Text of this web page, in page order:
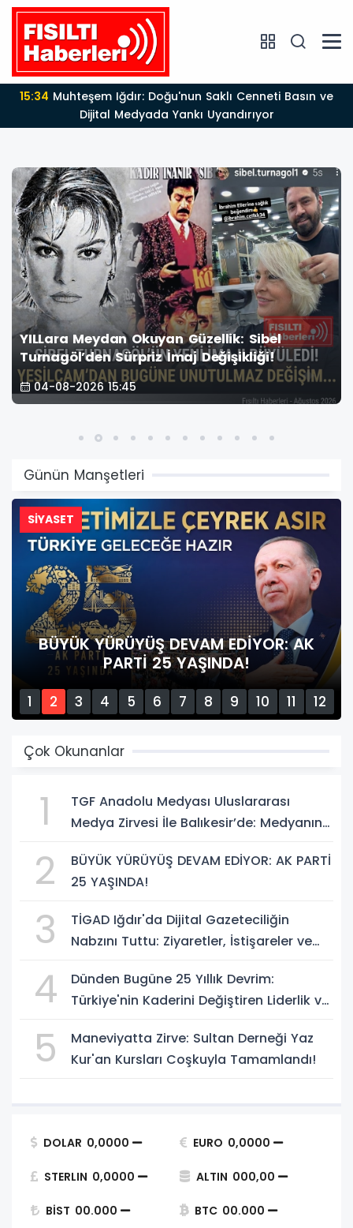
13:24Dünden Bugüne 25 Yıllık Devrim: Türkiye'nin
Kaderini Değiştiren Liderlik ve AK Parti Çağı
YILLara Meydan Okuyan Güzellik: Sibel
Turnagöl’den Sürpriz İmaj Değişikliği!
04-08-2026 15:45
Günün Manşetleri
SİYASET
BÜYÜK YÜRÜYÜŞ DEVAM EDİYOR: AK
PARTİ 25 YAŞINDA!
1 2 3 4 5 6 7 8 9 10 11
12
Çok Okunanlar
1
TGF Anadolu Medyası Uluslararası
Medya Zirvesi İle Balıkesir’de: Medyanın
2
BÜYÜK YÜRÜYÜŞ DEVAM EDİYOR: AK PARTİ
25 YAŞINDA!
3
TİGAD Iğdır'da Dijital Gazeteciliğin
Nabzını Tuttu: Ziyaretler, İstişareler ve
4
Dünden Bugüne 25 Yıllık Devrim:
Türkiye'nin Kaderini Değiştiren Liderlik ve
5
Maneviyatta Zirve: Sultan Derneği Yaz
Kur'an Kursları Coşkuyla Tamamlandı!
DOLAR 0,0000 EURO 0,0000
STERLIN 0,0000 ALTIN 000,00
BİST 00.000 BTC 00.000